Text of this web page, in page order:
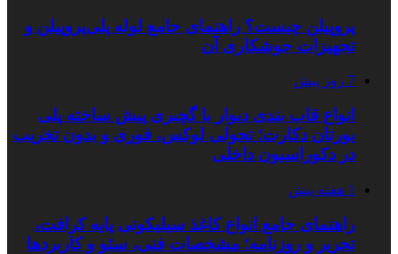
پروپیلن چیست؟ راهنمای جامع لوله پلی‌پروپیلن و
تجهیزات جوشکاری آن
7 روز پیش
انواع قاب بندی دیوار با گچبری پیش ساخته پلی
یورتان دکارت؛ تحولی لوکس، فوری و بدون تخریب
در دکوراسیون داخلی
1 هفته پیش
راهنمای جامع انواع کاغذ سیلیکونی پایه کرافت،
تحریر و روزنامه؛ مشخصات فنی، سئو و کاربردها